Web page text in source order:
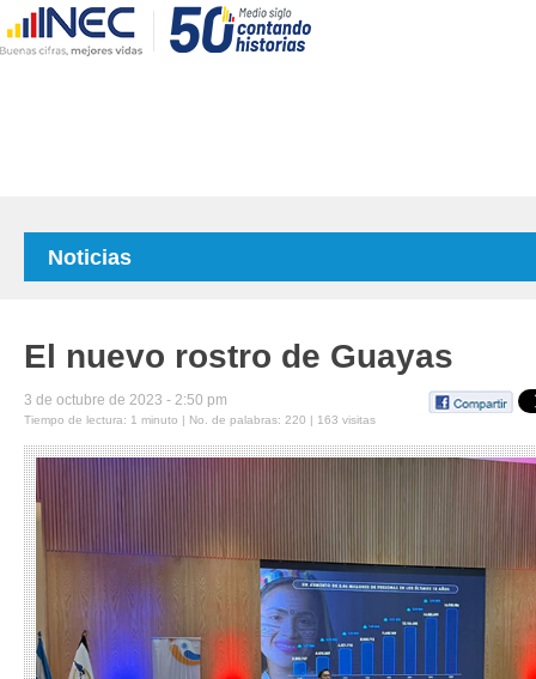
Noticias
El nuevo rostro de Guayas
3 de octubre de 2023 - 2:50 pm
Tiempo de lectura: 1 minuto | No. de palabras: 220 | 163 visitas